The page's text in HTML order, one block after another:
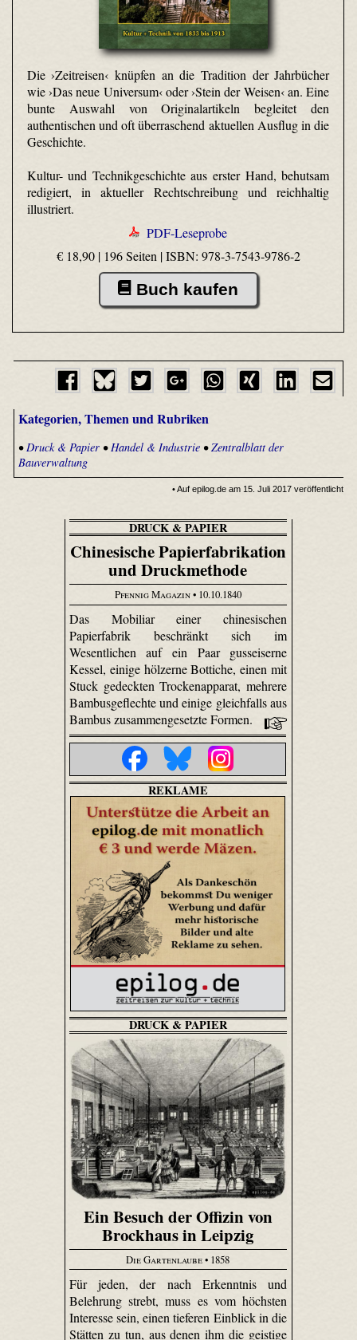
Die ›Zeitreisen‹ knüpfen an die Tradition der Jahrbücher
wie ›Das neue Universum‹ oder ›Stein der Weisen‹ an. Eine
bunte Auswahl von Originalartikeln begleitet den
authentischen und oft überraschend aktuellen Ausflug in die
Geschichte.
Kultur- und Technikgeschichte aus erster Hand, behutsam
redigiert, in aktueller Rechtschreibung und reichhaltig
illustriert.
PDF-Leseprobe
€ 18,90 | 196 Seiten |ISBN: 978-3-7543-9786-2
Buch kaufen
Kategorien, Themen und Rubriken
• Druck & Papier• Handel & Industrie•Zentralblatt der
Bauverwaltung
• Auf epilog.de am 15. Juli 2017 veröffentlicht
DRUCK & PAPIER
Chinesische Papierfabrikation
und Druckmethode
Pfennig Magazin• 10.10.1840
Das Mobiliar einer chinesischen
Papierfabrik beschränkt sich im
Wesentlichen auf ein Paar gusseiserne
Kessel, einige hölzerne Bottiche, einen mit
Stuck gedeckten Trockenapparat, mehrere
Bambus­geflechte und einige gleichfalls aus
Bambus zusammengesetzte Formen.
REKLAME
DRUCK & PAPIER
Ein Besuch der Offizin von
Brockhaus in Leipzig
Die Gartenlaube• 1858
Für jeden, der nach Erkenntnis und
Belehrung strebt, muss es vom höchsten
Interesse sein, einen tieferen Einblick in die
Stätten zu tun, aus denen ihm die geistige